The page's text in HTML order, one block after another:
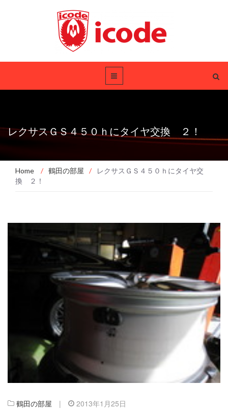
レクサスＧＳ４５０ｈにタイヤ交換 ２！
Home / 鶴田の部屋 /
レクサスＧＳ４５０ｈにタイヤ交
換 ２！
鶴田の部屋 | 2013年1月25日